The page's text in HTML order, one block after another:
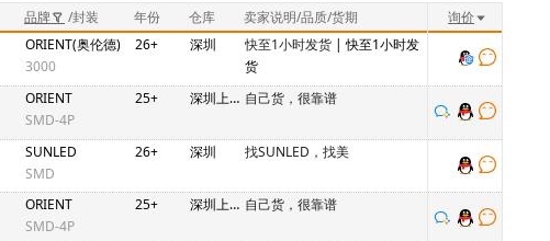
品牌 /封装 年份 仓库 卖家说明/品质/货期
询价
ORIENT(奥伦德)
3000
26+ 深圳 快至1小时发货 | 快至1小时发
货
ORIENT
SMD-4P
25+ 深圳上海仓 自己货，很靠谱
SUNLED
SMD
26+ 深圳 找SUNLED，找美
ORIENT
SMD-4P
25+ 深圳上海仓 自己货，很靠谱